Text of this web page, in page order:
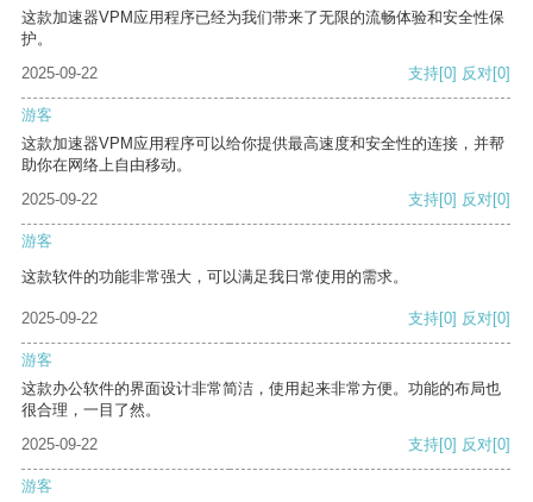
这款加速器VPM应用程序已经为我们带来了无限的流畅体验和安全性保
护。
2025-09-22
支持[0] 反对[0]
游客
这款加速器VPM应用程序可以给你提供最高速度和安全性的连接，并帮
助你在网络上自由移动。
2025-09-22
支持[0] 反对[0]
游客
这款软件的功能非常强大，可以满足我日常使用的需求。
2025-09-22 支持[0] 反对[0]
游客
这款办公软件的界面设计非常简洁，使用起来非常方便。功能的布局也
很合理，一目了然。
2025-09-22
支持[0] 反对[0]
游客